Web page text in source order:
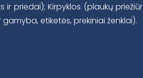
priedai); Kirpyklos (plaukų
etiketės, prekiniai ženklai).